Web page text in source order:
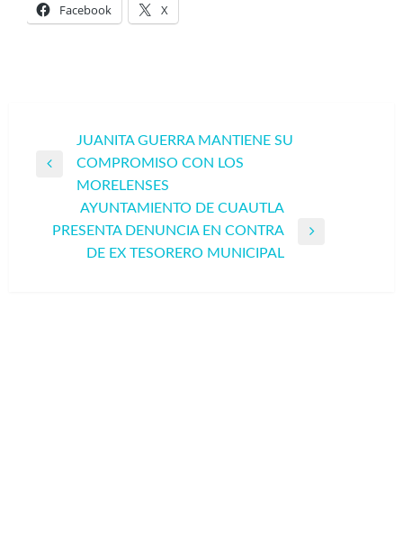
Facebook X
Navegación
de
entradas
JUANITA GUERRA MANTIENE SU
COMPROMISO CON LOS
MORELENSES
AYUNTAMIENTO DE CUAUTLA
PRESENTA DENUNCIA EN CONTRA
DE EX TESORERO MUNICIPAL